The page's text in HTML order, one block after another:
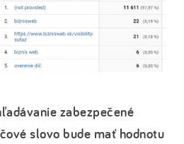
zabezpečené
slovo bude mať hodnotu